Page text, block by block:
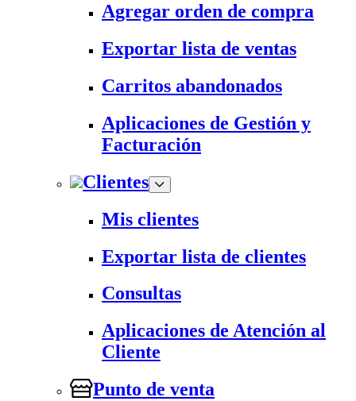
Agregar orden de compra
Exportar lista de ventas
Carritos abandonados
Aplicaciones de Gestión y
Facturación
Clientes
Mis clientes
Exportar lista de clientes
Consultas
Aplicaciones de Atención al
Cliente
Punto de venta